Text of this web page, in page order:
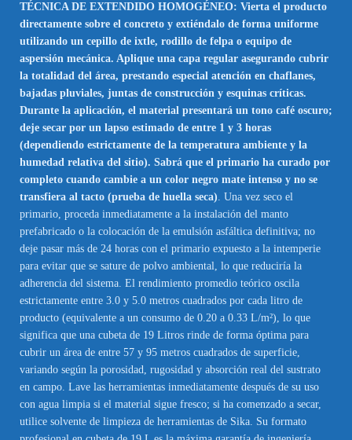
TÉCNICA DE EXTENDIDO HOMOGÉNEO: Vierta el producto
directamente sobre el concreto y extiéndalo de forma uniforme
utilizando un cepillo de ixtle, rodillo de felpa o equipo de
aspersión mecánica. Aplique una capa regular asegurando cubrir
la totalidad del área, prestando especial atención en chaflanes,
bajadas pluviales, juntas de construcción y esquinas críticas.
Durante la aplicación, el material presentará un tono café oscuro;
deje secar por un lapso estimado de entre 1 y 3 horas
(dependiendo estrictamente de la temperatura ambiente y la
humedad relativa del sitio). Sabrá que el primario ha curado por
completo cuando cambie a un color negro mate intenso y no se
transfiera al tacto (prueba de huella seca). Una vez seco el
primario, proceda inmediatamente a la instalación del manto
prefabricado o la colocación de la emulsión asfáltica definitiva; no
deje pasar más de 24 horas con el primario expuesto a la intemperie
para evitar que se sature de polvo ambiental, lo que reduciría la
adherencia del sistema. El rendimiento promedio teórico oscila
estrictamente entre 3.0 y 5.0 metros cuadrados por cada litro de
producto (equivalente a un consumo de 0.20 a 0.33 L/m²), lo que
significa que una cubeta de 19 Litros rinde de forma óptima para
cubrir un área de entre 57 y 95 metros cuadrados de superficie,
variando según la porosidad, rugosidad y absorción real del sustrato
en campo. Lave las herramientas inmediatamente después de su uso
con agua limpia si el material sigue fresco; si ha comenzado a secar,
utilice solvente de limpieza de herramientas de Sika. Su formato